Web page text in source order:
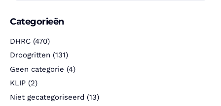
Categorieën
DHRC (470)
Droogritten (131)
Geen categorie (4)
KLIP (2)
Niet gecategoriseerd (13)